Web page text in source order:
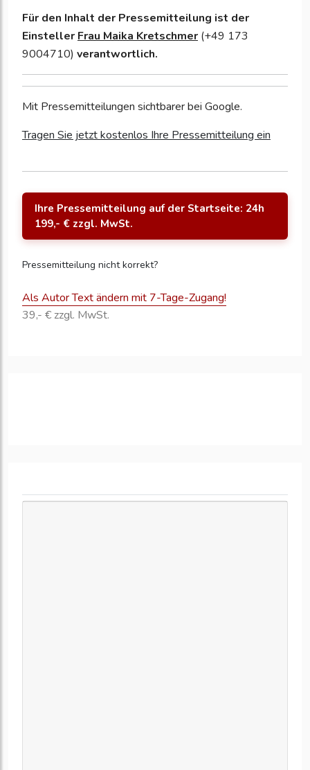
Für den Inhalt der Pressemitteilung ist der
Einsteller Frau Maika Kretschmer (+49 173
9004710) verantwortlich.
Mit Pressemitteilungen sichtbarer bei Google.
Tragen Sie jetzt kostenlos Ihre Pressemitteilung ein
Ihre Pressemitteilung auf der Startseite: 24h
199,- € zzgl. MwSt.
Pressemitteilung nicht korrekt?
Als Autor Text ändern mit 7-Tage-Zugang!
39,- € zzgl. MwSt.